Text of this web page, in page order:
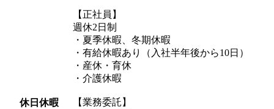
休日休暇
【正社員】
週休2日制
・夏季休暇、冬期休暇
・有給休暇あり（入社半年後から10日）
・産休・育休
・介護休暇
【業務委託】